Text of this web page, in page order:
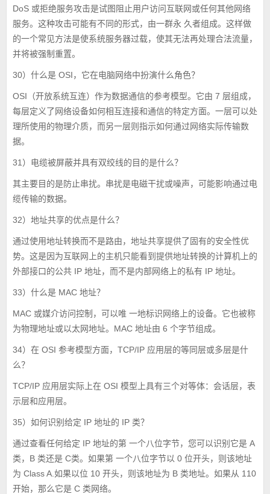
DoS 或拒绝服务攻击是试图阻止用户访问互联网或任何其他网络
服务。这种攻击可能有不同的形式，由一群永 久者组成。这样做
的一个常见方法是使系统服务器过载，使其无法再处理合法流量，
并将被强制重置。
30）什么是 OSI，它在电脑网络中扮演什么角色？
OSI（开放系统互连）作为数据通信的参考模型。它由 7 层组成，
每层定义了网络设备如何相互连接和通信的特定方面。一层可以处
理所使用的物理介质，而另一层则指示如何通过网络实际传输数
据。
31）电缆被屏蔽并具有双绞线的目的是什么？
其主要目的是防止串扰。串扰是电磁干扰或噪声，可能影响通过电
缆传输的数据。
32）地址共享的优点是什么？
通过使用地址转换而不是路由，地址共享提供了固有的安全性优
势。这是因为互联网上的主机只能看到提供地址转换的计算机上的
外部接口的公共 IP 地址，而不是内部网络上的私有 IP 地址。
33）什么是 MAC 地址？
MAC 或媒介访问控制，可以唯 一地标识网络上的设备。它也被称
为物理地址或以太网地址。MAC 地址由 6 个字节组成。
34）在 OSI 参考模型方面，TCP/IP 应用层的等同层或多层是什
么？
TCP/IP 应用层实际上在 OSI 模型上具有三个对等体：会话层，表
示层和应用层。
35）如何识别给定 IP 地址的 IP 类？
通过查看任何给定 IP 地址的第 一个八位字节，您可以识别它是 A
类，B 类还是 C类。如果第 一个八位字节以 0 位开头，则该地址
为 Class A.如果以位 10 开头，则该地址为 B 类地址。如果从 110
开始，那么它是 C 类网络。